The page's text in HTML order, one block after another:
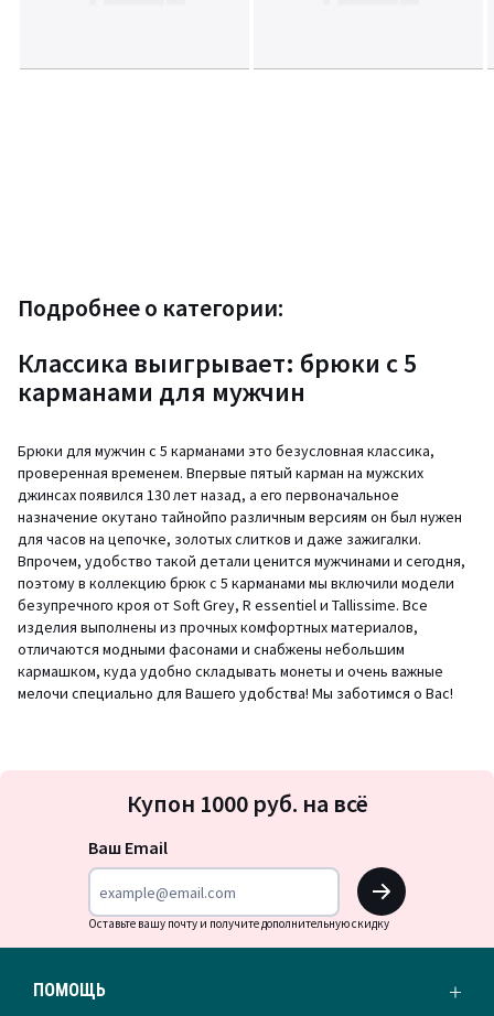
Подробнее о категории:
Классика выигрывает: брюки с 5
карманами для мужчин
Брюки для мужчин с 5 карманами это безусловная классика,
проверенная временем. Впервые пятый карман на мужских
джинсах появился 130 лет назад, а его первоначальное
назначение окутано тайнойпо различным версиям он был нужен
для часов на цепочке, золотых слитков и даже зажигалки.
Впрочем, удобство такой детали ценится мужчинами и сегодня,
поэтому в коллекцию брюк с 5 карманами мы включили модели
безупречного кроя от Soft Grey, R essentiel и Tallissime. Все
изделия выполнены из прочных комфортных материалов,
отличаются модными фасонами и снабжены небольшим
кармашком, куда удобно складывать монеты и очень важные
мелочи специально для Вашего удобства! Мы заботимся о Вас!
на
Купон 1000 руб. на всё
Ваш Email
OK
Оставьте вашу почту и получите дополнительную скидку
ПОМОЩЬ